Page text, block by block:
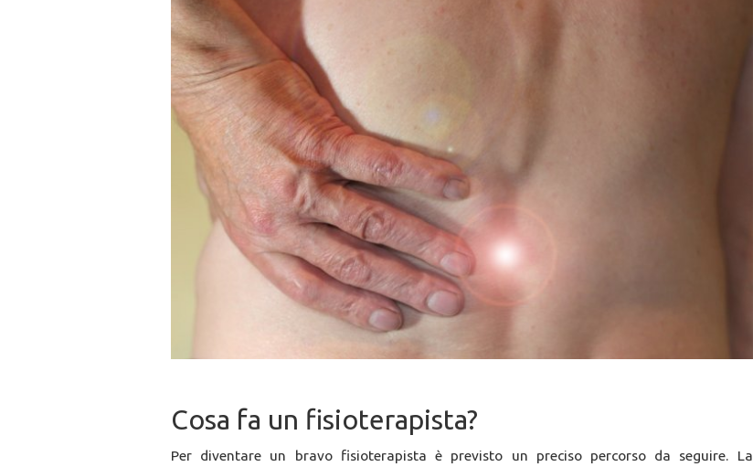
Cosa fa un fisioterapista?
Per diventare un bravo fisioterapista è previsto un preciso percorso da seguire. La